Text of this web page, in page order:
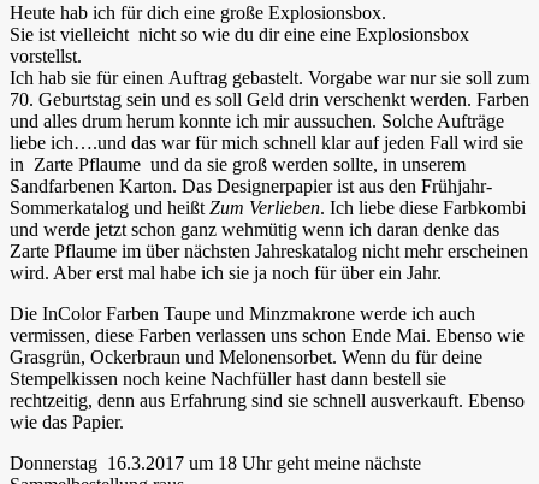
Heute hab ich für dich eine große Explosionsbox.
Sie ist vielleicht nicht so wie du dir eine eine Explosionsbox
vorstellst.
Ich hab sie für einen Auftrag gebastelt. Vorgabe war nur sie soll zum
70. Geburtstag sein und es soll Geld drin verschenkt werden. Farben
und alles drum herum konnte ich mir aussuchen. Solche Aufträge
liebe ich….und das war für mich schnell klar auf jeden Fall wird sie
in Zarte Pflaume und da sie groß werden sollte, in unserem
Sandfarbenen Karton. Das Designerpapier ist aus den Frühjahr-
Sommerkatalog und heißt Zum Verlieben. Ich liebe diese Farbkombi
und werde jetzt schon ganz wehmütig wenn ich daran denke das
Zarte Pflaume im über nächsten Jahreskatalog nicht mehr erscheinen
wird. Aber erst mal habe ich sie ja noch für über ein Jahr.
Die InColor Farben Taupe und Minzmakrone werde ich auch
vermissen, diese Farben verlassen uns schon Ende Mai. Ebenso wie
Grasgrün, Ockerbraun und Melonensorbet. Wenn du für deine
Stempelkissen noch keine Nachfüller hast dann bestell sie
rechtzeitig, denn aus Erfahrung sind sie schnell ausverkauft. Ebenso
wie das Papier.
Donnerstag 16.3.2017 um 18 Uhr geht meine nächste